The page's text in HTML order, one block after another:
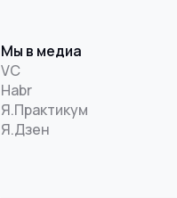
Мы в медиа
VC
Habr
Я.Практикум
Я.Дзен